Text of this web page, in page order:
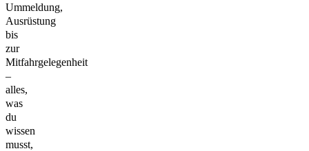
Ummeldung,
Ausrüstung
bis
zur
Mitfahrgelegenheit
–
alles,
was
du
wissen
musst,